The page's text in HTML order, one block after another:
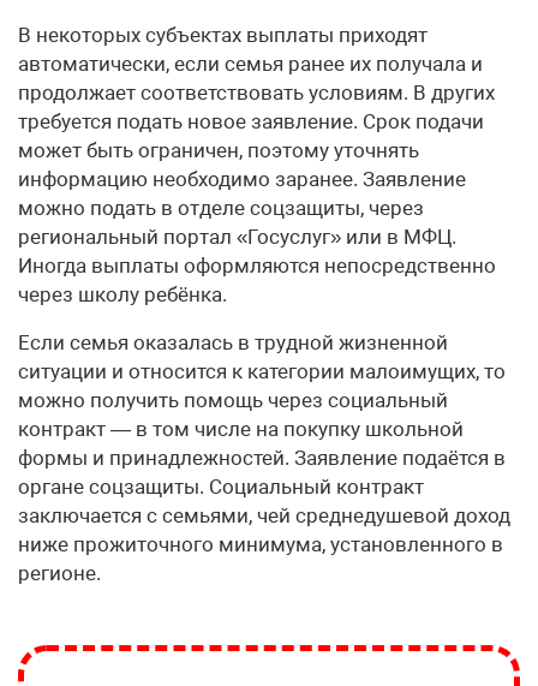
В некоторых субъектах выплаты приходят
автоматически, если семья ранее их получала и
продолжает соответствовать условиям. В других
требуется подать новое заявление. Срок подачи
может быть ограничен, поэтому уточнять
информацию необходимо заранее. Заявление
можно подать в отделе соцзащиты, через
региональный портал «Госуслуг» или в МФЦ.
Иногда выплаты оформляются непосредственно
через школу ребёнка.
Если семья оказалась в трудной жизненной
ситуации и относится к категории малоимущих, то
можно получить помощь через социальный
контракт — в том числе на покупку школьной
формы и принадлежностей. Заявление подаётся в
органе соцзащиты. Социальный контракт
заключается с семьями, чей среднедушевой доход
ниже прожиточного минимума, установленного в
регионе.